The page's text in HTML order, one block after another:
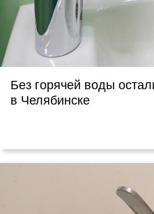
Без горячей воды
в Челябинске